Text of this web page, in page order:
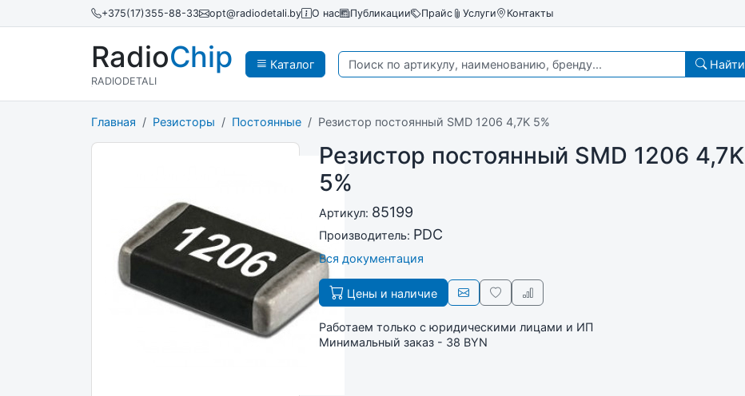
+375(17)355-88-33 opt@radiodetali.by О нас Публикации Прайс Услуги Контакты
Каталог
RadioChip
RADIODETALI
Найти
Главная Резисторы Постоянные Резистор постоянный SMD 1206 4,7K 5%
Резистор постоянный SMD 1206 4,7K
5%
Артикул: 85199
Производитель: PDC
Вся документация
Цены и наличие
Работаем только с юридическими лицами и ИП
Минимальный заказ - 38 BYN